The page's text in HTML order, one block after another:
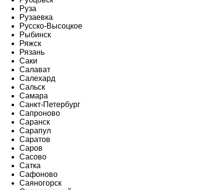
Руза
Рузаевка
Русско-Высоцкое
Рыбинск
Ряжск
Рязань
Саки
Салават
Салехард
Сальск
Самара
Санкт-Петербург
Сапроново
Саранск
Сарапул
Саратов
Саров
Сасово
Сатка
Сафоново
Саяногорск